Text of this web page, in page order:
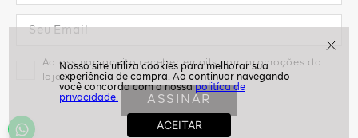
politíca de
privacidade.
Ao assinar, aceito receber emails com promoções da
loja
ASSINAR